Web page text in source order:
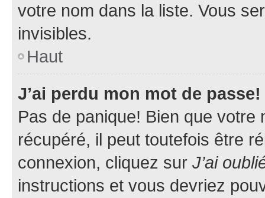
votre nom dans la liste. Vous
invisibles.
Haut
J’ai perdu mon mot de passe!
Pas de panique! Bien que
récupéré, il peut toutefois être
connexion, cliquez sur J’ai
instructions et vous devriez